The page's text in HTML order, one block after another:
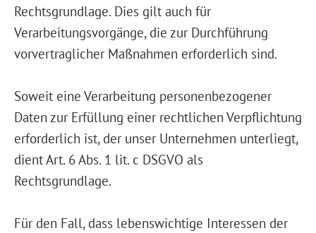
Rechtsgrundlage. Dies gilt auch für
Verarbeitungsvorgänge, die zur Durchführung
vorvertraglicher Maßnahmen erforderlich sind.
Soweit eine Verarbeitung personenbezogener
Daten zur Erfüllung einer rechtlichen Verpflichtung
erforderlich ist, der unser Unternehmen unterliegt,
dient Art. 6 Abs. 1 lit. c DSGVO als
Rechtsgrundlage.
Für den Fall, dass lebenswichtige Interessen der